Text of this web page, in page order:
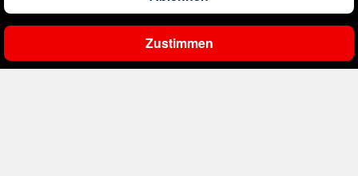
Ergebnisse filtern
Zustimmen